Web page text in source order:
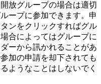
放グループの場合は適切
ープに参加できます。申
ンをクリックすればグル
合によってはグループに
ーから訊かれることがあ
加の申請を却下されても
ようなことはしないでく